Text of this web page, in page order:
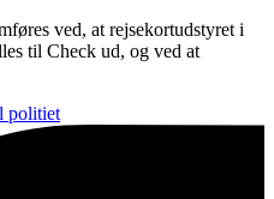
ved, at rejsekortudstyret i
til Check ud, og ved at
politiet